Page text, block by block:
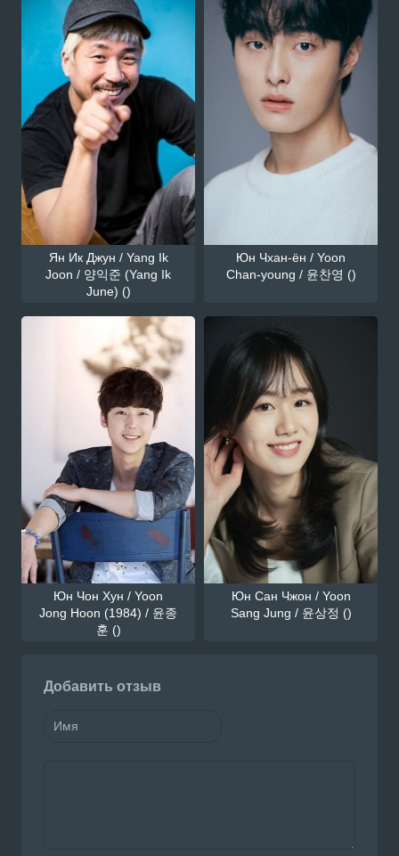
Ян Ик Джун / Yang Ik
Joon / 양익준 (Yang Ik
June) ()
Юн Чхан-ён / Yoon
Chan-young / 윤찬영 ()
Юн Чон Хун / Yoon
Jong Hoon (1984) / 윤종
훈 ()
Юн Сан Чжон / Yoon
Sang Jung / 윤상정 ()
Добавить отзыв